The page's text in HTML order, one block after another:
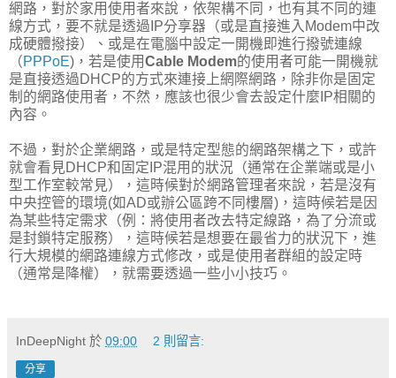
網路，對於家用使用者來說，依架構不同，也有其不同的連
線方式，要不就是透過IP分享器（或是直接進入Modem中改
成硬體撥接）、或是在電腦中設定一開機即進行撥號連線
（PPPoE)，若是使用Cable Modem的使用者可能一開機就
是直接透過DHCP的方式來連接上網際網路，除非你是固定
制的網路使用者，不然，應該也很少會去設定什麼IP相關的
內容。
不過，對於企業網路，或是特定型態的網路架構之下，或許
就會看見DHCP和固定IP混用的狀況（通常在企業端或是小
型工作室較常見），這時候對於網路管理者來說，若是沒有
中央控管的環境(如AD或辦公區跨不同樓層)，這時候若是因
為某些特定需求（例：將使用者改去特定線路，為了分流或
是封鎖特定服務），這時候若是想要在最省力的狀況下，進
行大規模的網路連線方式修改，或是使用者群組的設定時
（通常是降權），就需要透過一些小小技巧。
InDeepNight 於 09:00 2 則留言:
分享